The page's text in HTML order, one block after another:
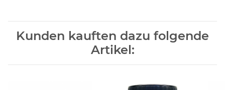
Kunden kauften dazu folgende
Artikel: